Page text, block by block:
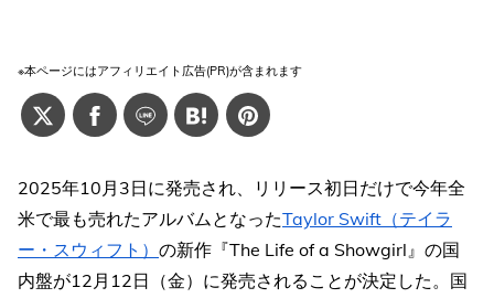
※本ページにはアフィリエイト広告(PR)が含まれます
2025年10月3日に発売され、リリース初日だけで今年全
米で最も売れたアルバムとなったTaylor Swift（テイラ
ー・スウィフト） の新作『The Life of a Showgirl』の国
内盤が12月12日（金）に発売されることが決定した。国